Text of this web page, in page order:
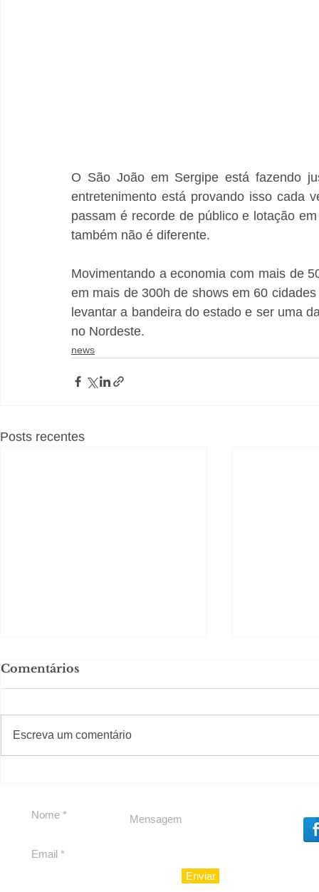
O São João em Sergipe está fazendo
entretenimento está provando isso cada
passam é recorde de público e lotação
também não é diferente.
Movimentando a economia com mais de
em mais de 300h de shows em 60
levantar a bandeira do estado e ser uma
no Nordeste.
news
Posts recentes
para São Paulo
Comentários
Escreva um comentário
#Sugestões
Enviar